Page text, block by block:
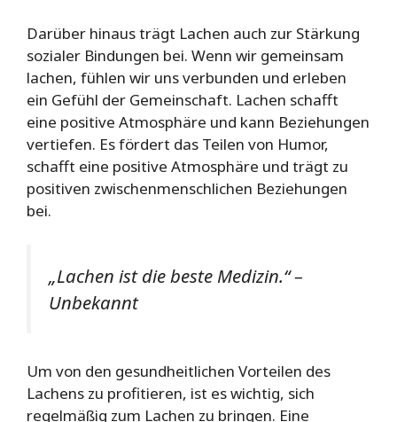
Darüber hinaus trägt Lachen auch zur Stärkung
sozialer Bindungen bei. Wenn wir gemeinsam
lachen, fühlen wir uns verbunden und erleben
ein Gefühl der Gemeinschaft. Lachen schafft
eine positive Atmosphäre und kann Beziehungen
vertiefen. Es fördert das Teilen von Humor,
schafft eine positive Atmosphäre und trägt zu
positiven zwischenmenschlichen Beziehungen
bei.
„Lachen ist die beste Medizin.“ –
Unbekannt
Um von den gesundheitlichen Vorteilen des
Lachens zu profitieren, ist es wichtig, sich
regelmäßig zum Lachen zu bringen. Eine